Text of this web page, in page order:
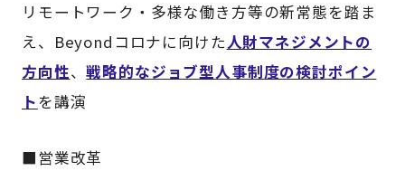
リモートワーク・多様な働き方等の新常態を踏ま
え、Beyondコロナに向けた人財マネジメントの
方向性、戦略的なジョブ型人事制度の検討ポイン
トを講演
■営業改革